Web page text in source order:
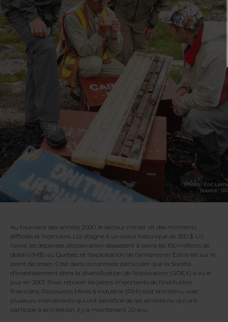
Au tournant des années 2000, le secteur minier vit des moments
difficiles et incertains. L’or stagne à un creux historique de 300 $ US
l’once, les dépenses d’exploration dépassent à peine les 100 millions de
dollars (M$) au Québec, et l’exploitation de l’amiante en Estrie est sur le
point de cesser. C’est dans ce contexte particulier que la Société
d’investissement dans la diversification de l’exploration (SIDEX) a vu le
jour en 2001. Pour retracer les jalons importants de l’institution
financière, Ressources Mines & Industrie (RMI) s’est entretenu avec
plusieurs intervenants qui ont bénéficié de ses services ou qui ont
participé à sa création, il y a maintenant 20 ans.